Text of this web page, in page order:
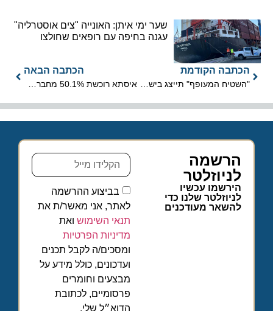
שער ימי איתן: האונייה "צים אוסטרליה"
עגנה בחיפה עם רופאים שחולצו
הכתבה הקודמת הכתבה הבאה
הרשמה
לניוזלטר
הירשמו עכשיו
לניוזלטר שלנו כדי
להשאר מעודכנים
בביצוע ההרשמה
לאתר, אני מאשר/ת את
תנאי השימוש ואת
מדיניות הפרטיות
ומסכים/ה לקבל תכנים
ועדכונים, כולל מידע על
מבצעים וחומרים
פרסומיים, לכתובת
הדוא״ל שלי.